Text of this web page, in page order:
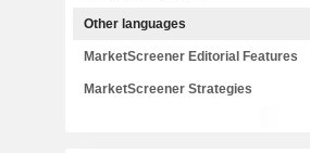
Other languages
MarketScreener Editorial Features
MarketScreener Strategies